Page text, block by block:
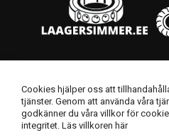
Cookies hjälper oss att
tjänster. Genom att använda våra
godkänner du våra villkor för
integritet.Läs villkoren här